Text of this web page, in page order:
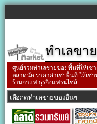
ทำเลขา
ศูนย์รวมทำเลขายของ พื้นที่ให้เช่
ตลาดนัด ราคาค่าเช่าพื้นที่ ให้เช่
ร้านกาแฟ ธุรกิจแฟรนไชส์